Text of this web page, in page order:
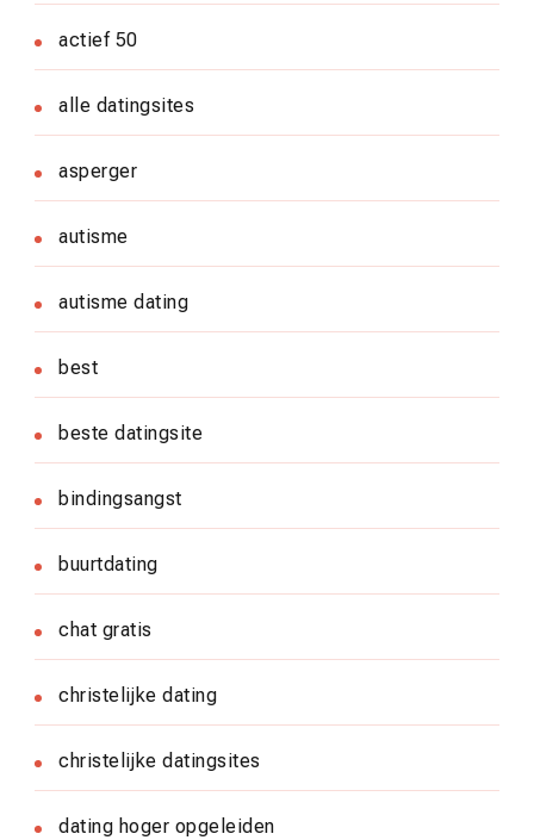
actief 50
alle datingsites
asperger
autisme
autisme dating
best
beste datingsite
bindingsangst
buurtdating
chat gratis
christelijke dating
christelijke datingsites
dating hoger opgeleiden